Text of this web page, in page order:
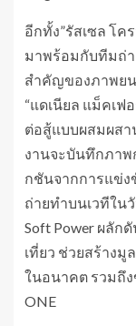
อีกทั้ง”รัสเซล โค
มาพร้อมกับทีมถ่า
สำคัญของภาพยน
“แดเนียล แม็คเฟ
ต่อสู้แบบผสมผส
งานจะบันทึกภาพ
กชันจากการแข่ง
ถ่ายทำบนเวทีใน
Soft Power ผลัก
เที่ยว ช่วยสร้างมู
ในอนาคต รวมถึ
ONE